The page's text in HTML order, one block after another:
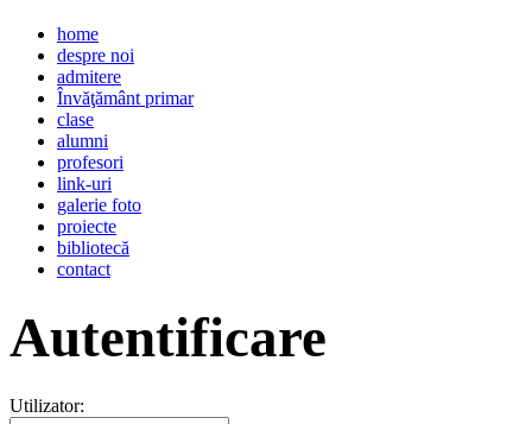
home
despre noi
admitere
Învăţământ primar
clase
alumni
profesori
link-uri
galerie foto
proiecte
bibliotecă
contact
Autentificare
Utilizator: